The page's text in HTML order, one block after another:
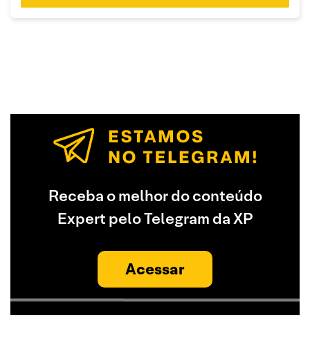
Receba o melhor do conteúdo
Expert pelo Telegram da XP
Acessar